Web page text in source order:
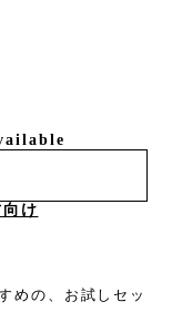
け
めの、お試しセッ